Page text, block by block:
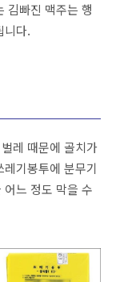
김빠진 맥주는 행
니다.
레 때문에 골치가
기봉투에 분무기
느 정도 막을 수